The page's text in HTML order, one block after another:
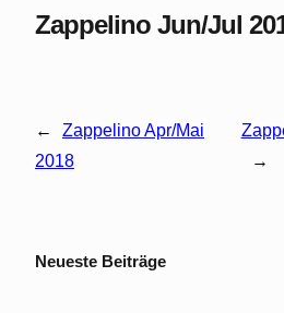
Zappelino Jun/Jul
←
Zappelino Apr/Mai
2018
→
Neueste Beiträge